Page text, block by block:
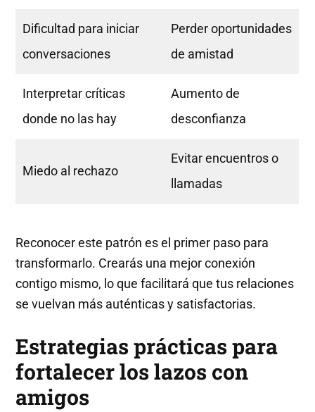
Dificultad para iniciar
conversaciones
Perder oportunidades
de amistad
Interpretar críticas
donde no las hay
Aumento de
desconfianza
Miedo al rechazo
Evitar encuentros o
llamadas
Reconocer este patrón es el primer paso para
transformarlo. Crearás una mejor conexión
contigo mismo, lo que facilitará que tus relaciones
se vuelvan más auténticas y satisfactorias.
Estrategias prácticas para
fortalecer los lazos con
amigos